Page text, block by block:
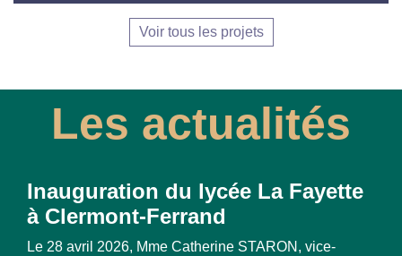
Voir tous les projets
Les actualités
vice-
La Lettre n°7 de la SPL OSER
Novembre 2025